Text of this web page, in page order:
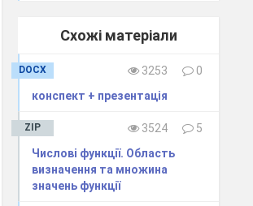
Схожі матеріали
DOCX 3253
0
конспект + презентація
ZIP 3524
5
Числові функції. Область
визначення та множина
значень функції